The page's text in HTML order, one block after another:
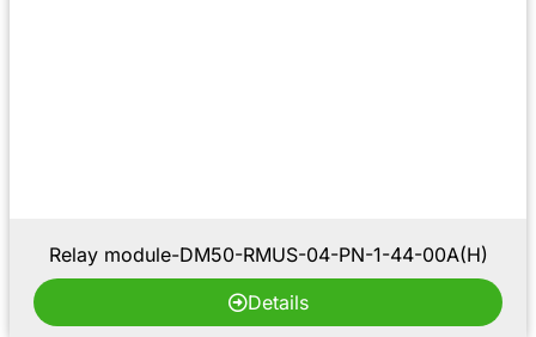
Relay module-DM50-RMUS-04-PN-1-44-00A(H)
Details